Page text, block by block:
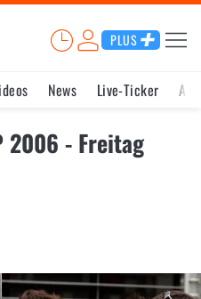
PLUS
News Live-Ticker
2006 - Freitag